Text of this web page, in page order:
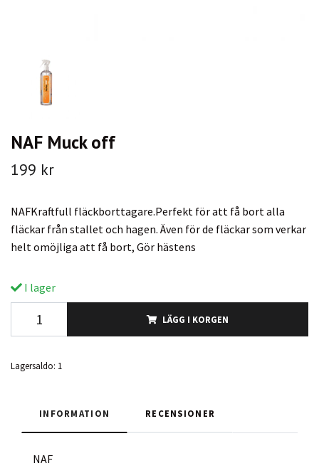
NAF Muck off
199 kr
NAFKraftfull fläckborttagare.Perfekt för att få bort alla
fläckar från stallet och hagen. Även för de fläckar som verkar
helt omöjliga att få bort, Gör hästens
I lager
LÄGG I KORGEN
Lagersaldo: 1
INFORMATION RECENSIONER
NAF